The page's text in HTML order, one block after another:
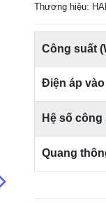
Thương hiệu:
Công suất
Điện áp vào
Hệ số công
Quang